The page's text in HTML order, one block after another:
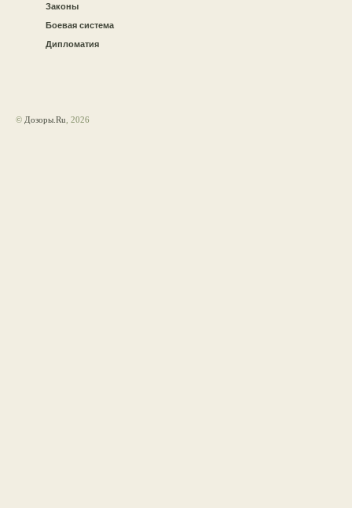
Законы
Боевая система
Дипломатия
© Дозоры.Ru , 2026